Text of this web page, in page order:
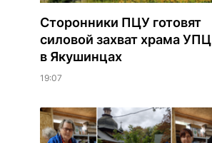
Сторонники ПЦУ готовят
силовой захват храма УПЦ
в Якушинцах
19:07